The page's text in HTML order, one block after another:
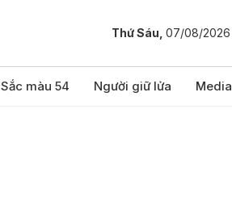
Thứ Sáu, 07/08/2026
Sắc màu 54 Người giữ lửa Media